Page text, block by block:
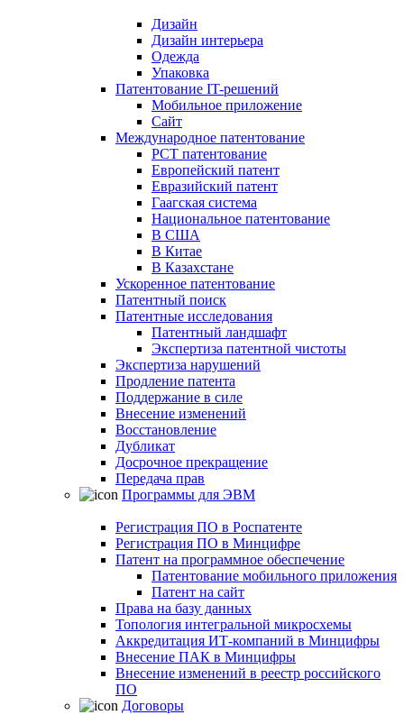
Дизайн
Дизайн интерьера
Одежда
Упаковка
Патентование IT-решений
Мобильное приложение
Сайт
Международное патентование
PCT патентование
Европейский патент
Евразийский патент
Гаагская система
Национальное патентование
В США
В Китае
В Казахстане
Ускоренное патентование
Патентный поиск
Патентные исследования
Патентный ландшафт
Экспертиза патентной чистоты
Экспертиза нарушений
Продление патента
Поддержание в силе
Внесение изменений
Восстановление
Дубликат
Досрочное прекращение
Передача прав
Программы для ЭВМ
Регистрация ПО в Роспатенте
Регистрация ПО в Минцифре
Патент на программное обеспечение
Патентование мобильного приложения
Патент на сайт
Права на базу данных
Топология интегральной микросхемы
Аккредитация ИТ-компаний в Минцифры
Внесение ПАК в Минцифры
Внесение изменений в реестр российского
ПО
Договоры